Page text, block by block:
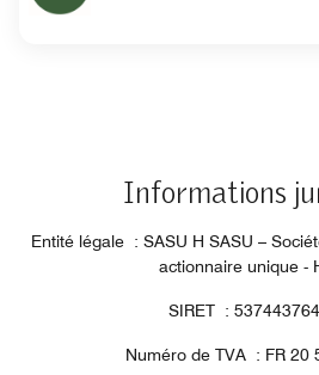
Informations
Entité légale : SASU H SASU –
actionnaire unique -
SIRET :
Numéro de TVA : FR 20